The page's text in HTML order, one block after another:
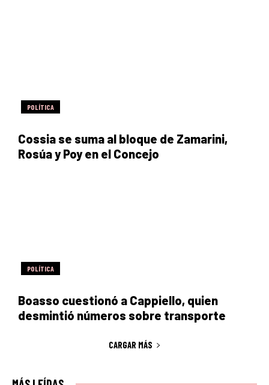
POLÍTICA
Cossia se suma al bloque de Zamarini,
Rosúa y Poy en el Concejo
POLÍTICA
Boasso cuestionó a Cappiello, quien
desmintió números sobre transporte
CARGAR MÁS